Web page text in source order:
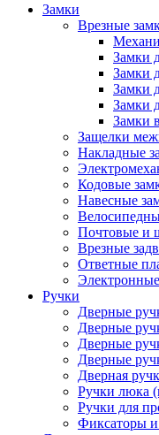
Замки
Врезные
Замки
Замки
Замки
Замки
Замки
Защелки
Накладные
Кодовые
Навесные
Почтовые и
Врезные
Ответные
Ручки
Дверные
Дверные
Дверные
Дверные
Дверная
Ручки люка
Ручки для
Фиксаторы и